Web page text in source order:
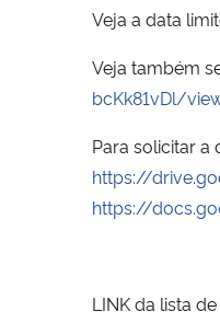
Veja a data
Veja também
bcKk81vDl/
Para solicitar
https://
https://
LINK da lista